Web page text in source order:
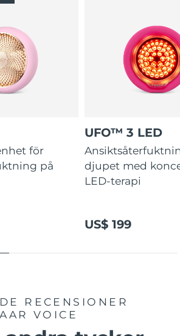
för
på
UFO™ 3 LED
djupet med
LED-terapi
US$ 199
RECENSIONER
VOICE